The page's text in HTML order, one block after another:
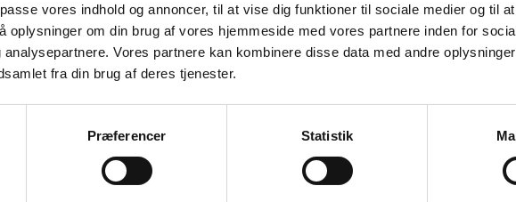
vores indhold og annoncer, til at vise dig funktioner til sociale medier og til
oplysninger om din brug af vores hjemmeside med vores partnere inden for
Vores partnere kan kombinere disse data med andre
fra din brug af deres tjenester.
Præferencer Statistik
om
til din virksomhed. Vi kan
service til en